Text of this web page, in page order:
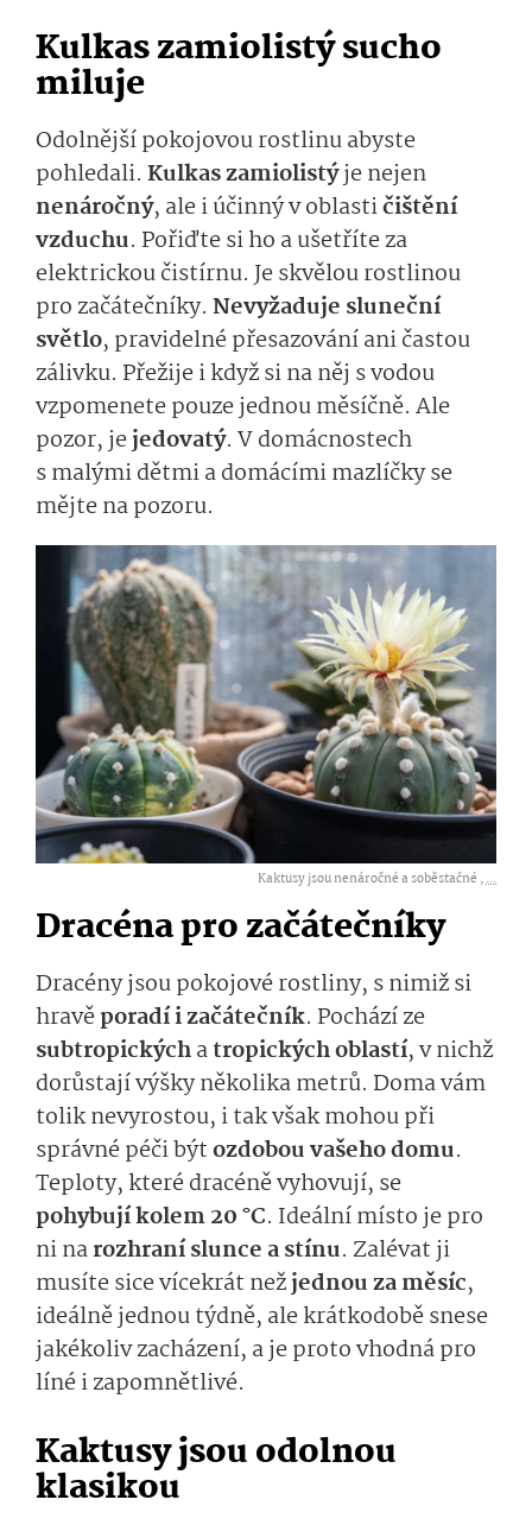
Kulkas zamiolistý sucho
miluje
Odolnější pokojovou rostlinu abyste
pohledali. Kulkas zamiolistýje nejen
nenáročný, ale i účinný v oblastičištění
vzduchu. Pořiďte si ho a ušetříte za
elektrickou čistírnu. Je skvělou rostlinou
pro začátečníky. Nevyžaduje sluneční
světlo, pravidelné přesazování ani častou
zálivku. Přežije i když si na něj s vodou
vzpomenete pouze jednou měsíčně. Ale
pozor, jejedovatý. V domácnostech
s malými dětmi a domácími mazlíčky se
mějte na pozoru.
Kaktusy jsou nenáročné a soběstačné ,...
Dracéna pro začátečníky
Dracény jsou pokojové rostliny, s nimiž si
hravěporadí i začátečník. Pochází ze
subtropickýchatropických oblastí, v nichž
dorůstají výšky několika metrů. Doma vám
tolik nevyrostou, i tak však mohou při
správné péči býtozdobou vašeho domu.
Teploty, které dracéně vyhovují, se
pohybují kolem 20 °C. Ideální místo je pro
ni narozhraní slunce a stínu. Zalévat ji
musíte sice vícekrát nežjednou za měsíc,
ideálně jednou týdně, ale krátkodobě snese
jakékoliv zacházení, a je proto vhodná pro
líné i zapomnětlivé.
Kaktusy jsou odolnou
klasikou